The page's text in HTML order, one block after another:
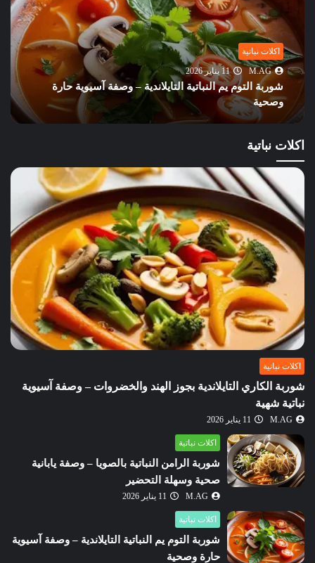
اكلات نباتية
M.AG
11 يناير 2026
شوربة التوم يم النباتية التايلاندية – وصفة آسيوية حارة
وصحية
اكلات نباتية
اكلات نباتية
شوربة الكاري التايلاندية بجوز الهند والخضروات – وصفة آسيوية
نباتية شهية
M.AG 11 يناير 2026
اكلات نباتية
شوربة الرامن النباتية بالصويا – وصفة يابانية
صحية وسهلة التحضير
M.AG 11 يناير 2026
اكلات نباتية
شوربة التوم يم النباتية التايلاندية – وصفة آسيوية
حارة وصحية